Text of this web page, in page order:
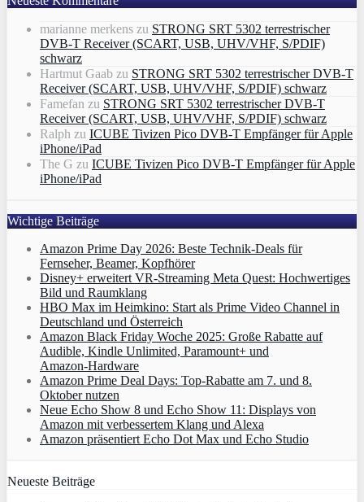
marianne merkens zu STRONG SRT 5302 terrestrischer
DVB-T Receiver (SCART, USB, UHV/VHF, S/PDIF)
schwarz
Hartmut Gaab zu STRONG SRT 5302 terrestrischer DVB-T
Receiver (SCART, USB, UHV/VHF, S/PDIF) schwarz
Famefan zu STRONG SRT 5302 terrestrischer DVB-T
Receiver (SCART, USB, UHV/VHF, S/PDIF) schwarz
Ralph zu ICUBE Tivizen Pico DVB-T Empfänger für Apple
iPhone/iPad
The G zu ICUBE Tivizen Pico DVB-T Empfänger für Apple
iPhone/iPad
Wichtige Beiträge
Amazon Prime Day 2026: Beste Technik-Deals für
Fernseher, Beamer, Kopfhörer
Disney+ erweitert VR‑Streaming Meta Quest: Hochwertiges
Bild und Raumklang
HBO Max im Heimkino: Start als Prime Video Channel in
Deutschland und Österreich
Amazon Black Friday Woche 2025: Große Rabatte auf
Audible, Kindle Unlimited, Paramount+ und
Amazon‑Hardware
Amazon Prime Deal Days: Top-Rabatte am 7. und 8.
Oktober nutzen
Neue Echo Show 8 und Echo Show 11: Displays von
Amazon mit verbessertem Klang und Alexa
Amazon präsentiert Echo Dot Max und Echo Studio
Neueste Beiträge